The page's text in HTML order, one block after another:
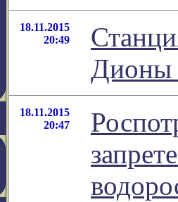
18.11.2015
20:49
Дионы
18.11.2015
20:47